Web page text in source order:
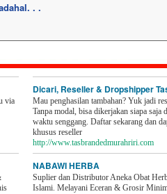
. .
via
Dicari, Reseller & Dropshipper
Mau penghasilan tambahan? Yuk jadi
Tanpa modal, bisa dikerjakan siapa saja
waktu senggang. Daftar sekarang dan
khusus reseller
http://www.tasbrandedmurahriri.com
NABAWI HERBA
Suplier dan Distributor Aneka Obat
Islami. Melayani Eceran & Grosir